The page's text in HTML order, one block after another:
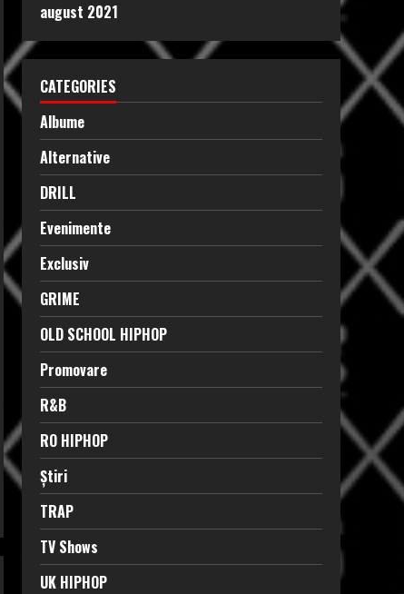
august 2021
CATEGORIES
Albume
Alternative
DRILL
Evenimente
Exclusiv
GRIME
OLD SCHOOL HIPHOP
Promovare
R&B
RO HIPHOP
Știri
TRAP
TV Shows
UK HIPHOP